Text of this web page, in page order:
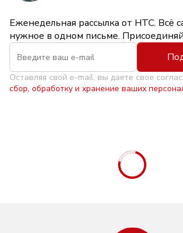
Еженедельная рассылка от НТС. Всё
нужное в одном письме.
Оставляя свой e-mail, вы даете свое
сбор, обработку и хранение ваших